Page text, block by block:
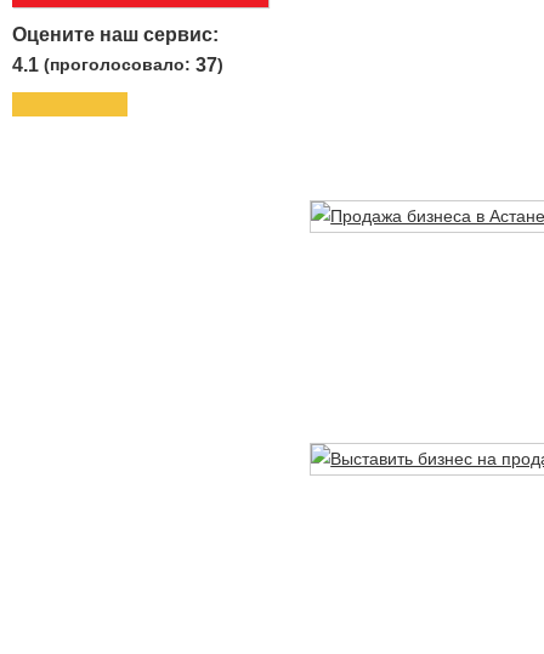
Оцените наш сервис:
4.1 (проголосовало:37)